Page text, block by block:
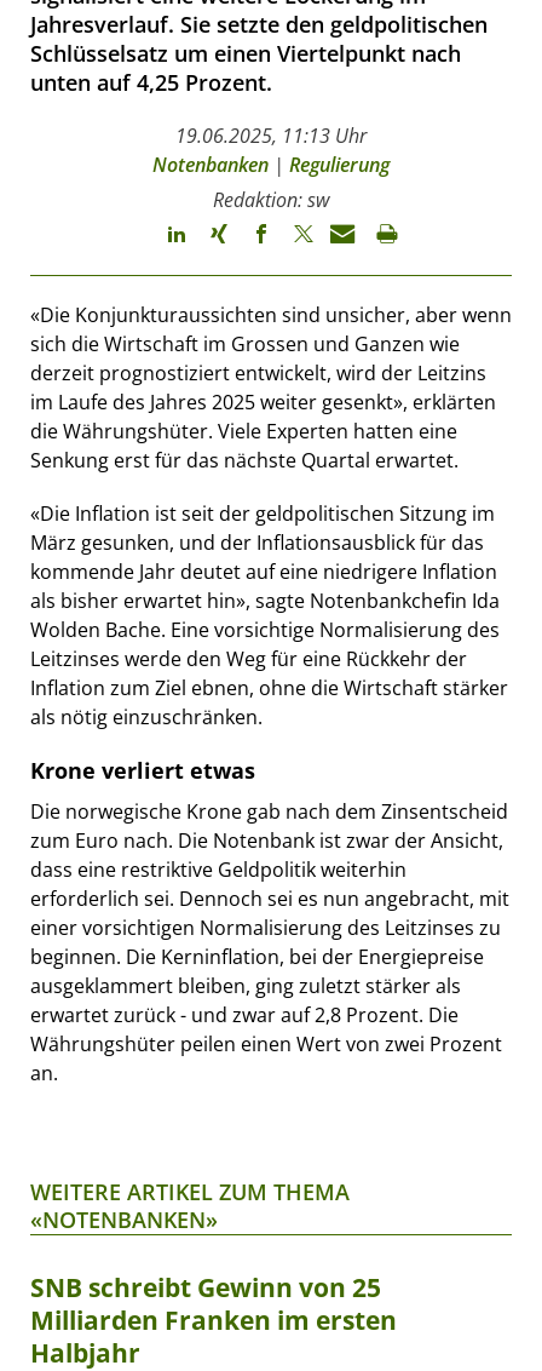
Jahresverlauf. Sie setzte den geldpolitischen
Schlüsselsatz um einen Viertelpunkt nach
unten auf 4,25 Prozent.
19.06.2025, 11:13 Uhr
Notenbanken | Regulierung
Redaktion: sw
«Die Konjunkturaussichten sind unsicher, aber wenn
sich die Wirtschaft im Grossen und Ganzen wie
derzeit prognostiziert entwickelt, wird der Leitzins
im Laufe des Jahres 2025 weiter gesenkt», erklärten
die Währungshüter. Viele Experten hatten eine
Senkung erst für das nächste Quartal erwartet.
«Die Inflation ist seit der geldpolitischen Sitzung im
März gesunken, und der Inflationsausblick für das
kommende Jahr deutet auf eine niedrigere Inflation
als bisher erwartet hin», sagte Notenbankchefin Ida
Wolden Bache. Eine vorsichtige Normalisierung des
Leitzinses werde den Weg für eine Rückkehr der
Inflation zum Ziel ebnen, ohne die Wirtschaft stärker
als nötig einzuschränken.
Krone verliert etwas
Die norwegische Krone gab nach dem Zinsentscheid
zum Euro nach. Die Notenbank ist zwar der Ansicht,
dass eine restriktive Geldpolitik weiterhin
erforderlich sei. Dennoch sei es nun angebracht, mit
einer vorsichtigen Normalisierung des Leitzinses zu
beginnen. Die Kerninflation, bei der Energiepreise
ausgeklammert bleiben, ging zuletzt stärker als
erwartet zurück - und zwar auf 2,8 Prozent. Die
Währungshüter peilen einen Wert von zwei Prozent
an.
WEITERE ARTIKEL ZUM THEMA
«NOTENBANKEN»
SNB schreibt Gewinn von 25
Milliarden Franken im ersten
Halbjahr